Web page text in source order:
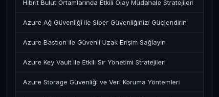
Hibrit Bulut Ortamlarında Etkili Olay Müdahale Stratejileri
Azure Ağ Güvenliği ile Siber Güvenliğinizi Güçlendirin
Azure Bastion ile Güvenli Uzak Erişim Sağlayın
Azure Key Vault ile Etkili Sır Yönetimi Stratejileri
Azure Storage Güvenliği ve Veri Koruma Yöntemleri